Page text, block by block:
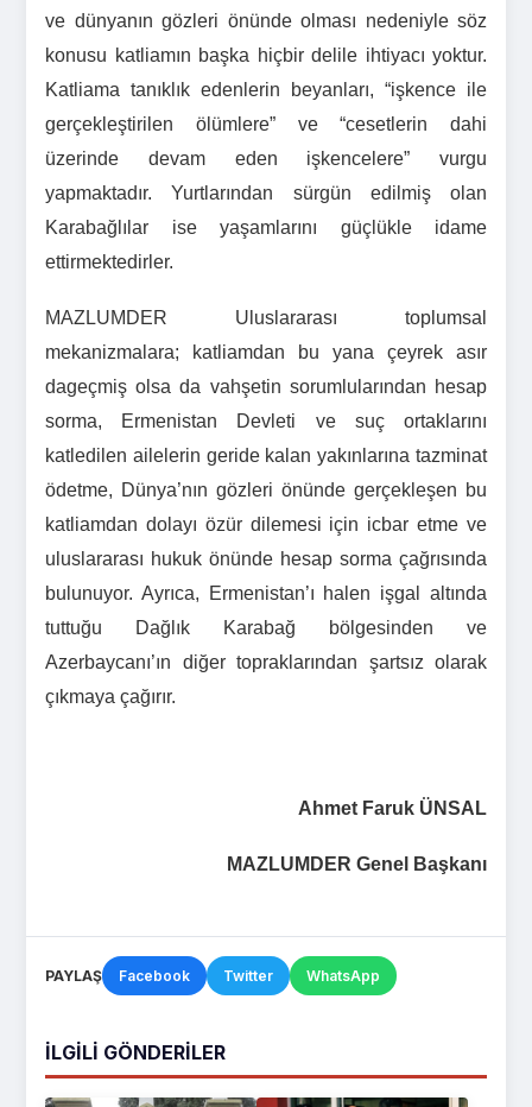
ve dünyanın gözleri önünde olması nedeniyle söz
konusu katliamın başka hiçbir delile ihtiyacı yoktur.
Katliama tanıklık edenlerin beyanları, “işkence ile
gerçekleştirilen ölümlere” ve “cesetlerin dahi
üzerinde devam eden işkencelere” vurgu
yapmaktadır. Yurtlarından sürgün edilmiş olan
Karabağlılar ise yaşamlarını güçlükle idame
ettirmektedirler.
MAZLUMDER Uluslararası toplumsal
mekanizmalara; katliamdan bu yana çeyrek asır
dageçmiş olsa da vahşetin sorumlularından hesap
sorma, Ermenistan Devleti ve suç ortaklarını
katledilen ailelerin geride kalan yakınlarına tazminat
ödetme, Dünya’nın gözleri önünde gerçekleşen bu
katliamdan dolayı özür dilemesi için icbar etme ve
uluslararası hukuk önünde hesap sorma çağrısında
bulunuyor. Ayrıca, Ermenistan’ı halen işgal altında
tuttuğu Dağlık Karabağ bölgesinden ve
Azerbaycanı’ın diğer topraklarından şartsız olarak
çıkmaya çağırır.
Ahmet Faruk ÜNSAL
MAZLUMDER Genel Başkanı
PAYLAŞ Facebook Twitter WhatsApp
İLGILI GÖNDERILER